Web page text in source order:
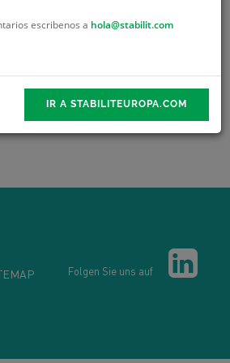
Folgen Sie uns auf
escribenos a hola@stabilit.com
IR A STABILITEUROPA.COM